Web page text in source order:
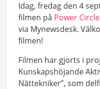
Idag, fredag den 4
filmen på Power
via Mynewsdesk.
filmen!
Filmen har gjorts i
Kunskapshöjande
Nättekniker”, som